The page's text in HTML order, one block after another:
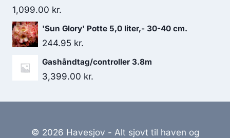
1,099.00 kr.
'Sun Glory' Potte 5,0 liter,- 30-40 cm.
244.95 kr.
Gashåndtag/controller 3.8m
3,399.00 kr.
© 2026 Havesjov - Alt sjovt til haven og